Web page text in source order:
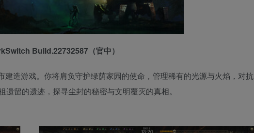
Build.22732587（官中）
造游戏。你将肩负守护绿荫家园的使命，管理稀有的光源与火焰，对抗
留的遗迹，探寻尘封的秘密与文明覆灭的真相。